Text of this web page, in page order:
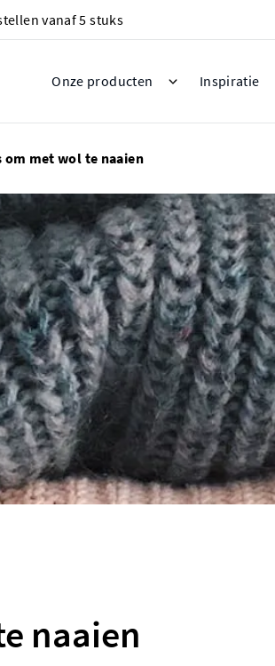
vanaf 5 stuks
Onze producten Inspiratie
om met wol te naaien
naaien